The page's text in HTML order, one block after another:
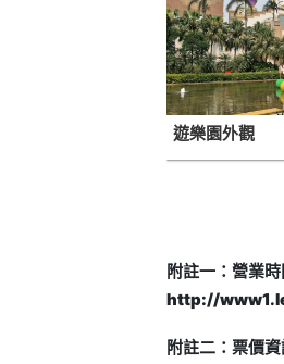
遊樂園外觀
附註一：營業
http://
附註二：票價